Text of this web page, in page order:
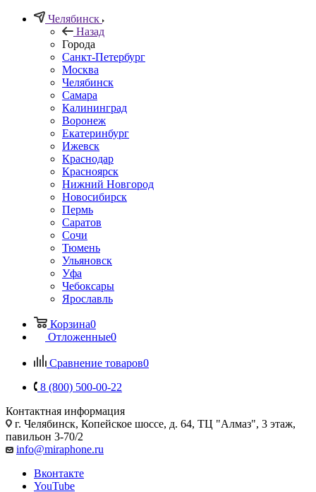
Челябинск
Назад
Города
Санкт-Петербург
Москва
Челябинск
Самара
Калининград
Воронеж
Екатеринбург
Ижевск
Краснодар
Красноярск
Нижний Новгород
Новосибирск
Пермь
Саратов
Сочи
Тюмень
Ульяновск
Уфа
Чебоксары
Ярославль
Корзина0
Отложенные0
Сравнение товаров0
8 (800) 500-00-22
Контактная информация
г. Челябинск, Копейское шоссе, д. 64, ТЦ "Алмаз", 3 этаж,
павильон 3-70/2
info@miraphone.ru
Вконтакте
YouTube